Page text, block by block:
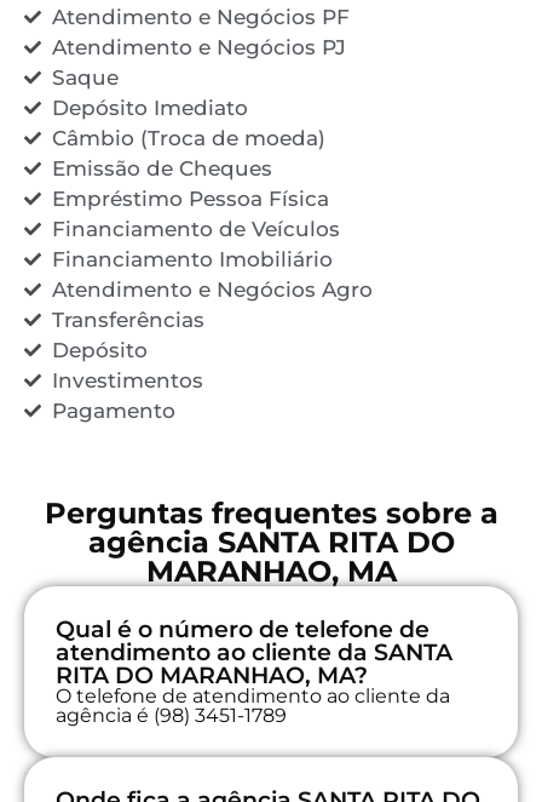
Atendimento e Negócios PF
Atendimento e Negócios PJ
Saque
Depósito Imediato
Câmbio (Troca de moeda)
Emissão de Cheques
Empréstimo Pessoa Física
Financiamento de Veículos
Financiamento Imobiliário
Atendimento e Negócios Agro
Transferências
Depósito
Investimentos
Pagamento
Perguntas frequentes sobre a
agência SANTA RITA DO
MARANHAO, MA
Qual é o número de telefone de
atendimento ao cliente da SANTA
RITA DO MARANHAO, MA?
O telefone de atendimento ao cliente da
agência é (98) 3451-1789